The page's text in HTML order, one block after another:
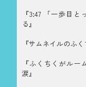
『3:47 「一歩目
る』
『サムネイルのふ
『ふくちくがル
涙』